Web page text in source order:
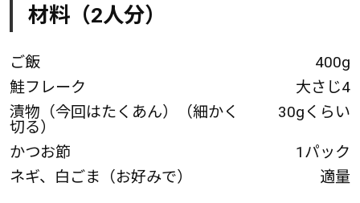
材料（2人分）
ご飯
400g
鮭フレーク
大さじ4
漬物（今回はたくあん）（細かく
切る）
30gくらい
かつお節
1パック
ネギ、白ごま（お好みで）
適量